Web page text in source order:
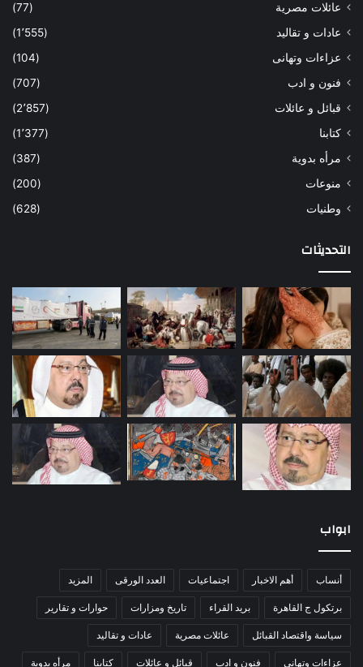
عائلات مصرية
(77)
عادات و تقاليد
(1٬555)
عزاءات وتهانى
(104)
فنون و ادب
(707)
قبائل و عائلات
(2٬857)
كتابنا
(1٬377)
مرأه بدوية
(387)
منوعات
(200)
وطنيات
(628)
التحديثات
ابواب
أنساب أهم الاخبار اجتماعيات العدد الورقى المزيد
برتكول ج القاهرة بريد القراء تاريخ ومزارات حوارات و تقارير
سياسة واقتصاد القبائل عائلات مصرية عادات و تقاليد
عزاءات وتهانى فنون و ادب قبائل و عائلات كتابنا مرأه بدوية